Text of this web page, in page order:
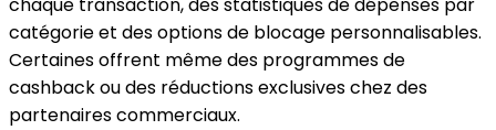
chaque transaction, des statistiques de dépenses par
catégorie et des options de blocage personnalisables.
Certaines offrent même des programmes de
cashback ou des réductions exclusives chez des
partenaires commerciaux.